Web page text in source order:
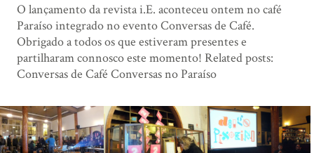
O lançamento da revista i.E. aconteceu ontem no café
Paraíso integrado no evento Conversas de Café.
Obrigado a todos os que estiveram presentes e
partilharam connosco este momento! Related posts:
Conversas de Café Conversas no Paraíso